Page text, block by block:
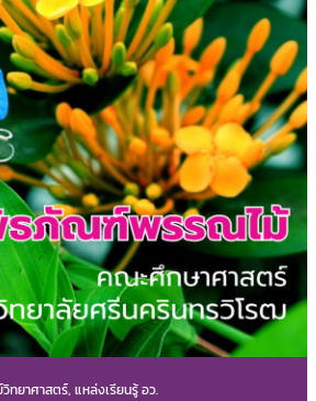
ยาศาสตร์, แหล่งเรียนรู้ อว.